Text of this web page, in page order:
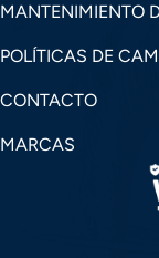
MANTENIMIENTO
POLÍTICAS DE
CONTACTO
MARCAS